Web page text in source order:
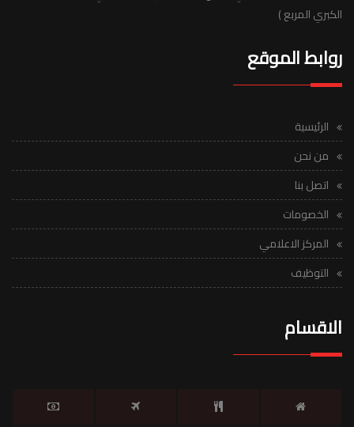
الكبري المربع )
روابط الموقع
الرئيسية
من نحن
اتصل بنا
الخصومات
المركز الاعلامي
التوظيف
الاقسام